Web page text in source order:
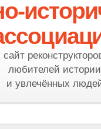
сайт
любителей истории
и увлечённых